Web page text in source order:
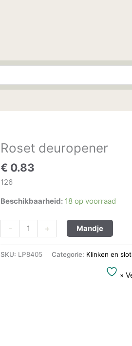
Roset deuropener
€ 0.83
126
Beschikbaarheid: 18 op voorraad
-
Roset
aantal
+ Mandje
SKU: LP8405 Categorie: Klinken en
»